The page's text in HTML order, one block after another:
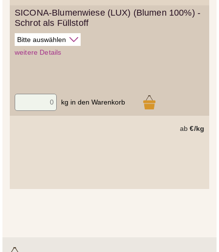
SICONA-Blumenwiese (LUX) (Blumen 100%) -
Schrot als Füllstoff
weitere Details
kg in den Warenkorb
ab€/kg